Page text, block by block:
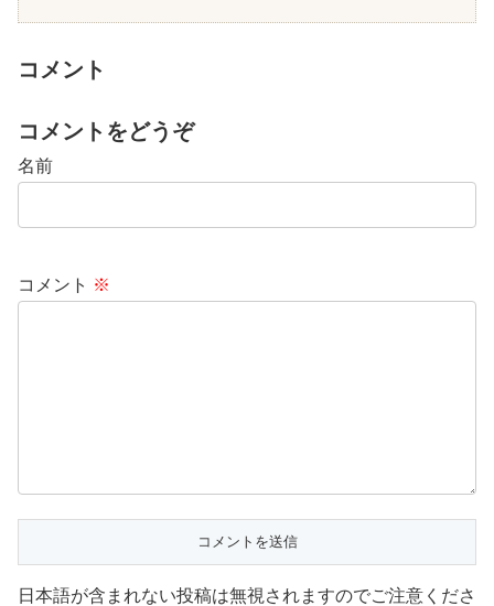
コメント
コメントをどうぞ
名前
コメント ※
日本語が含まれない投稿は無視されますのでご注意くださ